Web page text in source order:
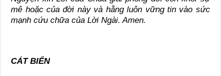
mê hoặc của đời này và hằng luôn vững tin vào sức
mạnh cứu chữa của Lời Ngài. Amen.
CÁT BIỂN